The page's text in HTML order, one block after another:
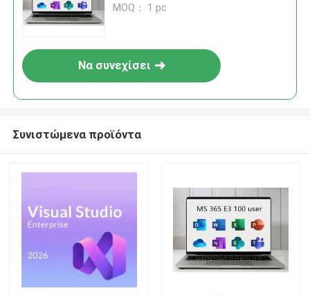
Windows Ασφαλής σουίτα
MOQ： 1 pc
Να συνεχίσει
Συνιστώμενα προϊόντα